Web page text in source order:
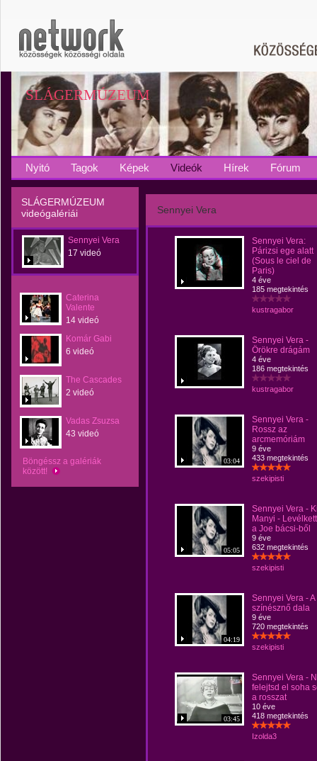
SLÁGERMÚZEUM
Nyitó Tagok Képek Videók Hírek Fórum
SLÁGERMÚZEUM
videógalériái
Sennyei Vera
17 videó
Caterina
Valente
14 videó
Komár Gabi
6 videó
The Cascades
2 videó
Vadas Zsuzsa
43 videó
Böngéssz a galériák
között!
Sennyei Vera
Sennyei Vera:
Párizsi ege alatt
(Sous le ciel de
Paris)
4 éve
185 megtekintés
kustragabor
Sennyei Vera -
Örökre drágám
4 éve
186 megtekintés
kustragabor
03:04
Sennyei Vera -
Rossz az
arcmemóriám
9 éve
433 megtekintés
szekipisti
05:05
Sennyei Vera -
Manyi -
a Joe bácsi-ből
9 éve
632 megtekintés
szekipisti
04:19
Sennyei Vera - A
színésznő dala
9 éve
720 megtekintés
szekipisti
03:45
Sennyei Vera -
felejtsd el soha
a rosszat
10 éve
418 megtekintés
Izolda3